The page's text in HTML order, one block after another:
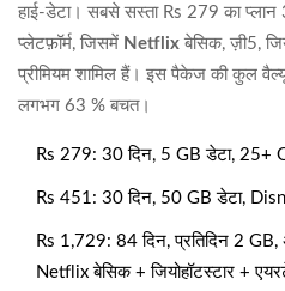
हाई‑डेटा। सबसे सस्ता Rs 279 का
प्लेटफ़ॉर्म, जिसमें Netflix बेसिक, ज़ी5,
प्रीमियम शामिल हैं। इस पैकेज की कुल
लगभग 63 % बचत।
Rs 279: 30 दिन, 5 GB डेटा, 25+
Rs 451: 30 दिन, 50 GB डेटा,
Rs 1,729: 84 दिन, प्रतिदिन 2
Netflix बेसिक + जियोहॉटस्टार +